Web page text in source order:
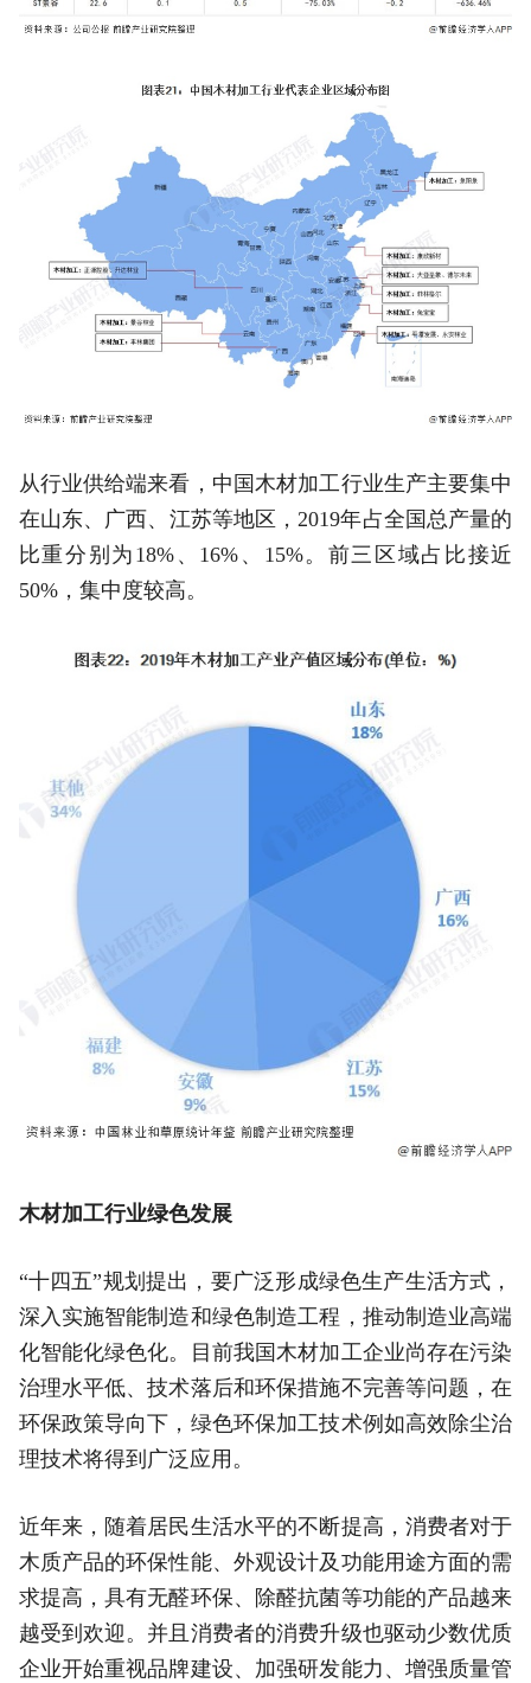
从行业供给端来看，中国木材加工行业生产主要集中
在山东、广西、江苏等地区，2019年占全国总产量的
比重分别为18%、16%、15%。前三区域占比接近
50%，集中度较高。
木材加工行业绿色发展
“十四五”规划提出，要广泛形成绿色生产生活方式，
深入实施智能制造和绿色制造工程，推动制造业高端
化智能化绿色化。目前我国木材加工企业尚存在污染
治理水平低、技术落后和环保措施不完善等问题，在
环保政策导向下，绿色环保加工技术例如高效除尘治
理技术将得到广泛应用。
近年来，随着居民生活水平的不断提高，消费者对于
木质产品的环保性能、外观设计及功能用途方面的需
求提高，具有无醛环保、除醛抗菌等功能的产品越来
越受到欢迎。并且消费者的消费升级也驱动少数优质
企业开始重视品牌建设、加强研发能力、增强质量管